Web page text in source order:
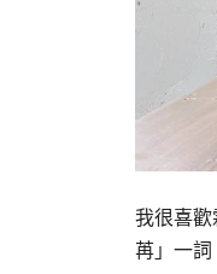
我很喜
苒」一